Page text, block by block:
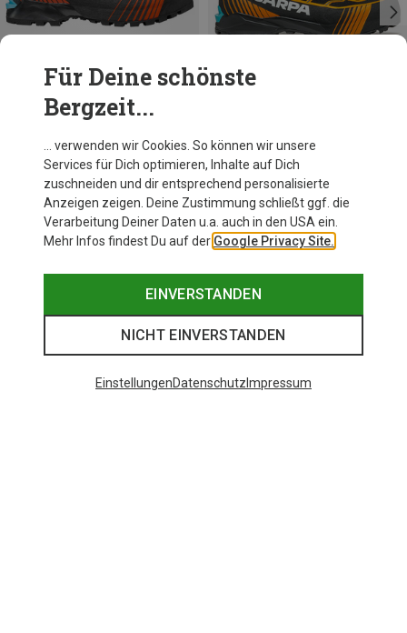
Herren Ribelle Lite HD Schuhe
CHF 395.80
Für Deine schönste
Bergzeit...
… verwenden wir Cookies. So können wir unsere
Services für Dich optimieren, Inhalte auf Dich
zuschneiden und dir entsprechend personalisierte
Anzeigen zeigen. Deine Zustimmung schließt ggf. die
Verarbeitung Deiner Daten u.a. auch in den USA ein.
Mehr Infos findest Du auf der Google Privacy Site.
EINVERSTANDEN
NICHT EINVERSTANDEN
EinstellungenDatenschutz Impressum